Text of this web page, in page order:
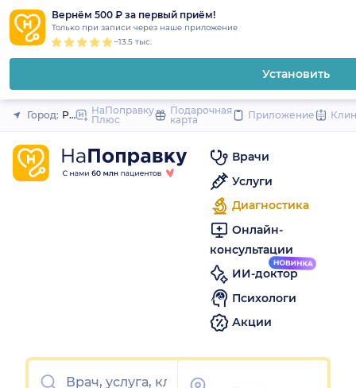
Вернём 500 ₽ за первый приём!
Только при записи через наше приложение
~13.5 тыс.
Установить
Закрыть
Город: РязаньНаПоправку
Плюс
Подарочная
карта
Приложение
Врачи
Услуги
Диагностика
Онлайн-
консультации
ИИ-доктор
Психологи
Акции